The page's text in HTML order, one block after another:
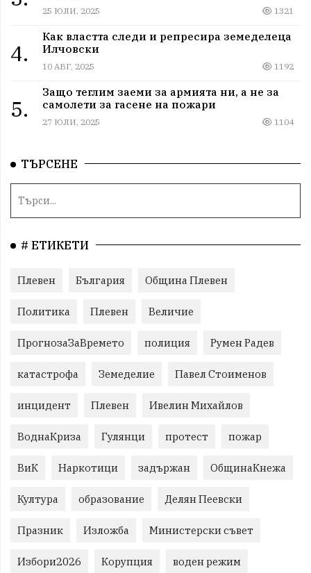
25 ЮЛИ, 2025 1321
4.
Как властта следи и репресира земеделеца
Илчовски
10 АВГ, 2025 1192
5.
Защо теглим заеми за армията ни, а не за
самолети за гасене на пожари
27 ЮЛИ, 2025 1104
ТЪРСЕНЕ
# ЕТИКЕТИ
Плевен България Община Плевен
Политика Плевен Величие
ПрогнозаЗаВремето полиция Румен Радев
катастрофа Земеделие Павел Стоименов
инцидент Плевен Ивелин Михайлов
ВоднаКриза Гулянци протест пожар
ВиК Наркотици задържан ОбщинаКнежа
Култура образование Делян Пеевски
Празник Изложба Министерски съвет
Избори2026 Корупция воден режим